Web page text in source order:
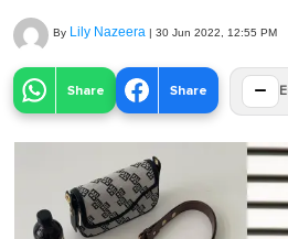
By Lily Nazeera | 30 Jun 2022, 12:55 PM
Share Share −